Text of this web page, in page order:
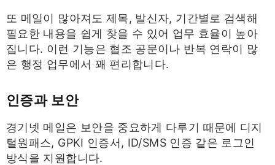
또 메일이 많아져도 제목, 발신자, 기간별로 검색해
필요한 내용을 쉽게 찾을 수 있어 업무 효율이 높아
집니다. 이런 기능은 협조 공문이나 반복 연락이 많
은 행정 업무에서 꽤 편리합니다.
인증과 보안
경기넷 메일은 보안을 중요하게 다루기 때문에 디지
털원패스, GPKI 인증서, ID/SMS 인증 같은 로그인
방식을 지원합니다.